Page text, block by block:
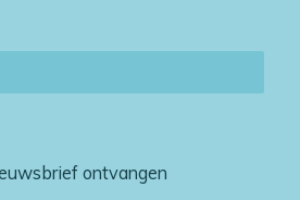
ontvangen